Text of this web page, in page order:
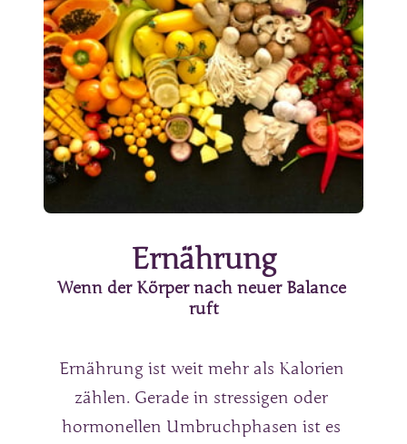
Ernährung
Wenn der Körper nach neuer Balance
ruft
Ernährung ist weit mehr als Kalorien
zählen. Gerade in stressigen oder
hormonellen Umbruchphasen ist es